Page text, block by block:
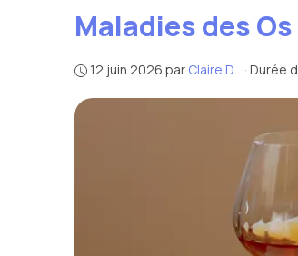
Maladies des
12 juin 2026 par Claire D. · Durée